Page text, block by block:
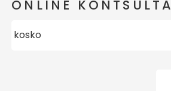
ONLINE KONTSULTA